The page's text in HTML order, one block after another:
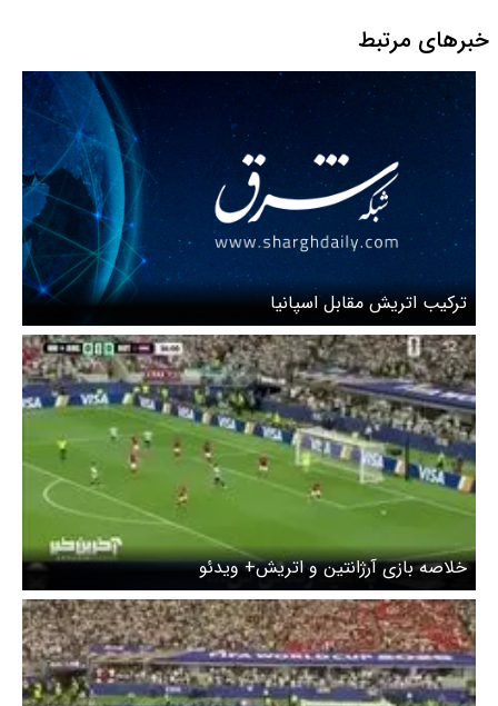
خبرهای مرتبط
ترکیب اتریش مقابل اسپانیا
خلاصه بازی آرژانتین و اتریش+ ویدئو